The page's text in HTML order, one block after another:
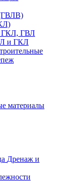
ГКЛ, ГВЛ
и ГКЛ
материалы
Дренаж и